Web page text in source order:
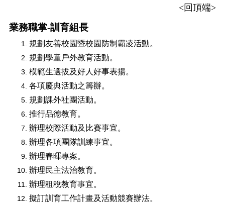
<回頂端>
業務職掌-訓育組長
規劃友善校園暨校園防制霸凌活動。
規劃學童戶外教育活動。
模範生選拔及好人好事表揚。
各項慶典活動之籌辦。
規劃課外社團活動。
推行品德教育。
辦理校際活動及比賽事宜。
辦理各項團隊訓練事宜。
辦理春暉專案。
辦理民主法治教育。
辦理租稅教育事宜。
擬訂訓育工作計畫及活動競賽辦法。